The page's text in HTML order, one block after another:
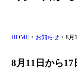
HOME > お知らせ > 8月
8月11日から17